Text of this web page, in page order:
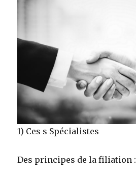
1) Ces s Spécialistes
Des principes de la filiation :